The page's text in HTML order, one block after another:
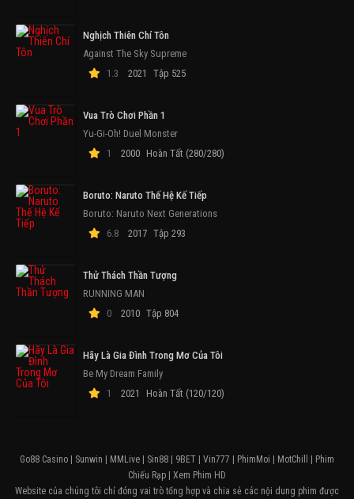
Nghịch Thiên Chí Tôn
Against The Sky Supreme
1.3
2021 Tập 525
Vua Trò Chơi Phần 1
Yu-Gi-Oh! Duel Monster
1
2000 Hoàn Tất (280/280)
Boruto: Naruto Thế Hệ Kế Tiếp
Boruto: Naruto Next Generations
6.8
2017 Tập 293
Thử Thách Thần Tượng
RUNNING MAN
0
2010 Tập 804
Hãy Là Gia Đình Trong Mơ Của Tôi
Be My Dream Family
1
2021 Hoàn Tất (120/120)
Go88 Casino | Sunwin | MMLive | Sin88 | 9BET | Vin777 | PhimMoi | MotChill | Phim
Chiếu Rạp | Xem Phim HD
Website của chúng tôi chỉ đóng vai trò tổng hợp và chia sẻ các nội dung phim được